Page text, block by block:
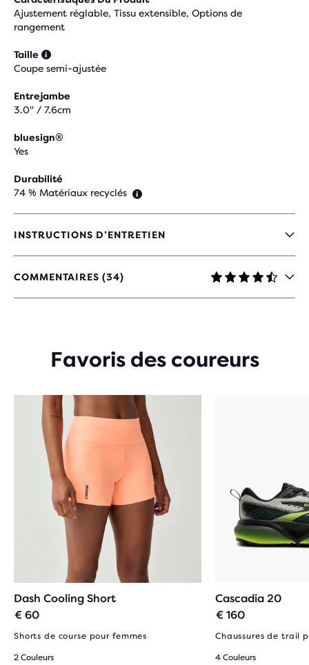
Ajustement réglable, Tissu extensible, Options de
rangement
Taille
Coupe semi-ajustée
Entrejambe
3.0" / 7.6cm
bluesign®
Yes
Durabilité
74 % Matériaux recyclés
INSTRUCTIONS D’ENTRETIEN
COMMENTAIRES (34)
4,5
SUR
Favoris des coureurs
Dash Cooling Short
€ 60
Shorts de course pour femmes
2 Couleurs
Cascadia 20
€ 160
Chaussures de trail
4 Couleurs